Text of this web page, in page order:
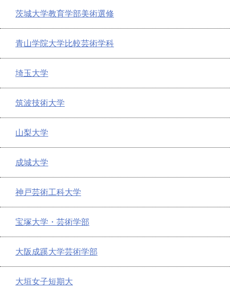
茨城大学教育学部美術選修
青山学院大学比較芸術学科
埼玉大学
筑波技術大学
山梨大学
成城大学
神戸芸術工科大学
宝塚大学・芸術学部
大阪成蹊大学芸術学部
大垣女子短期大